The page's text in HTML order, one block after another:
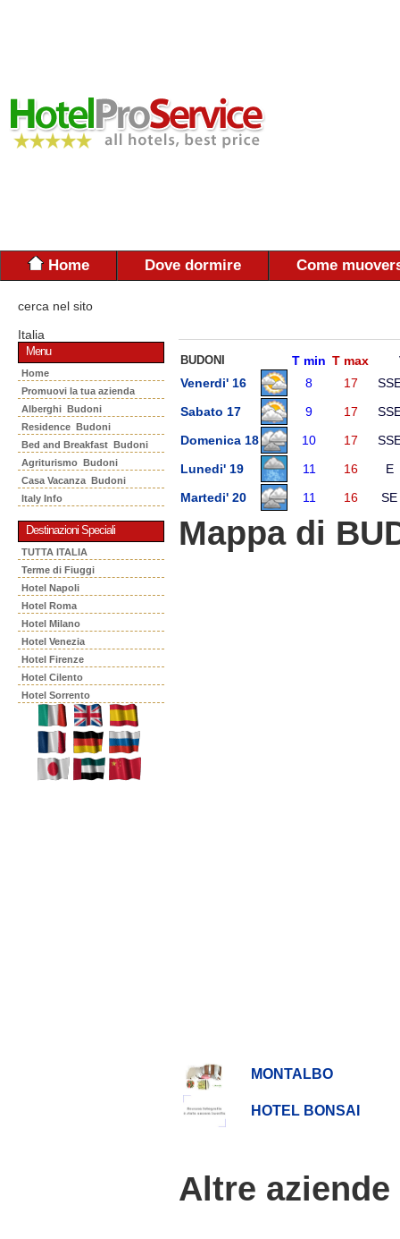
Home Dove dormire Come
cerca nel sito
Italia
Menu
Home
Promuovi la tua azienda
Alberghi Budoni
Residence Budoni
Bed and Breakfast Budoni
Agriturismo Budoni
Casa Vacanza Budoni
Italy Info
Destinazioni Speciali
TUTTA ITALIA
Terme di Fiuggi
Hotel Napoli
Hotel Roma
Hotel Milano
Hotel Venezia
Hotel Firenze
Hotel Cilento
Hotel Sorrento
BUDONI T min T max
Venerdi' 16
8 17
Sabato 17
9 17
Domenica 18
10 17
Lunedi' 19
11 16
E
Martedi' 20
11 16 SE
Mappa di
MONTALBO
HOTEL BONSAI
Altre